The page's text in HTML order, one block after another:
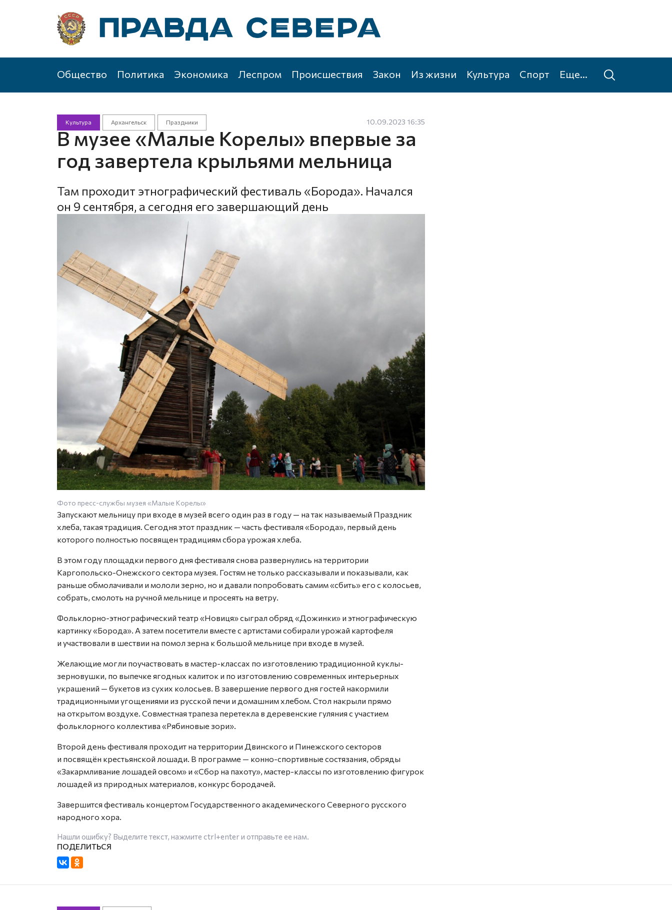
Общество Политика Экономика Леспром Происшествия Закон Из жизни Культура Спорт Еще...
Культура Архангельск Праздники 10.09.2023 16:35
В музее «Малые Корелы» впервые за
год завертела крыльями мельница
Там проходит этнографический фестиваль «Борода». Начался
он 9 сентября, а сегодня его завершающий день
Фото пресс-службы музея «Малые Корелы»
Запускают мельницу при входе в музей всего один раз в году — на так называемый Праздник
хлеба, такая традиция. Сегодня этот праздник — часть фестиваля «Борода», первый день
которого полностью посвящен традициям сбора урожая хлеба.
В этом году площадки первого дня фестиваля снова развернулись на территории
Каргопольско-Онежского сектора музея. Гостям не только рассказывали и показывали, как
раньше обмолачивали и мололи зерно, но и давали попробовать самим «сбить» его с колосьев,
собрать, смолоть на ручной мельнице и просеять на ветру.
Фольклорно-этнографический театр «Новиця» сыграл обряд «Дожинки» и этнографическую
картинку «Борода». А затем посетители вместе с артистами собирали урожай картофеля
и участвовали в шествии на помол зерна к большой мельнице при входе в музей.
Желающие могли поучаствовать в мастер-классах по изготовлению традиционной куклы-
зерновушки, по выпечке ягодных калиток и по изготовлению современных интерьерных
украшений — букетов из сухих колосьев. В завершение первого дня гостей накормили
традиционными угощениями из русской печи и домашним хлебом. Стол накрыли прямо
на открытом воздухе. Совместная трапеза перетекла в деревенские гуляния с участием
фольклорного коллектива «Рябиновые зори».
Второй день фестиваля проходит на территории Двинского и Пинежского секторов
и посвящён крестьянской лошади. В программе — конно-спортивные состязания, обряды
«Закармливание лошадей овсом» и «Сбор на пахоту», мастер-классы по изготовлению фигурок
лошадей из природных материалов, конкурс бородачей.
Завершится фестиваль концертом Государственного академического Северного русского
народного хора.
Нашли ошибку? Выделите текст, нажмите ctrl+enterи отправьте ее нам.